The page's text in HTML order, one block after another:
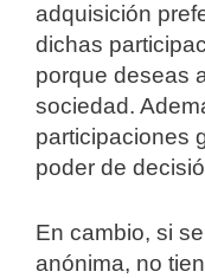
adquisición
dichas
porque deseas
sociedad.
participaciones
poder de
En cambio, si
anónima, no